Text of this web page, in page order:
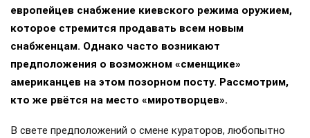
европейцев снабжение киевского режима оружием,
которое стремится продавать всем новым
снабженцам. Однако часто возникают
предположения о возможном «сменщике»
американцев на этом позорном посту. Рассмотрим,
кто же рвётся на место «миротворцев».
В свете предположений о смене кураторов, любопытно